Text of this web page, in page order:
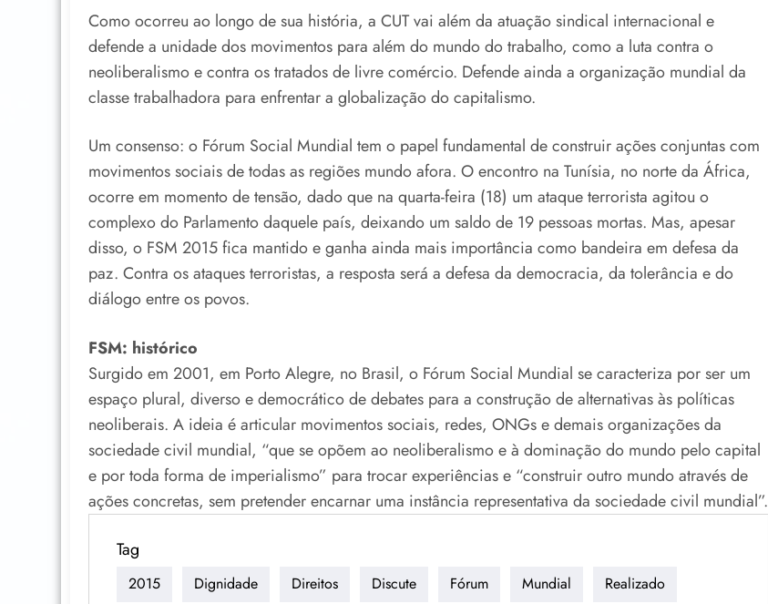
Como ocorreu ao longo de sua história, a CUT vai além da atuação sindical internacional e
defende a unidade dos movimentos para além do mundo do trabalho, como a luta contra o
neoliberalismo e contra os tratados de livre comércio. Defende ainda a organização mundial da
classe trabalhadora para enfrentar a globalização do capitalismo.
Um consenso: o Fórum Social Mundial tem o papel fundamental de construir ações conjuntas com
movimentos sociais de todas as regiões mundo afora. O encontro na Tunísia, no norte da África,
ocorre em momento de tensão, dado que na quarta-feira (18) um ataque terrorista agitou o
complexo do Parlamento daquele país, deixando um saldo de 19 pessoas mortas. Mas, apesar
disso, o FSM 2015 fica mantido e ganha ainda mais importância como bandeira em defesa da
paz. Contra os ataques terroristas, a resposta será a defesa da democracia, da tolerância e do
diálogo entre os povos.
FSM: histórico
Surgido em 2001, em Porto Alegre, no Brasil, o Fórum Social Mundial se caracteriza por ser um
espaço plural, diverso e democrático de debates para a construção de alternativas às políticas
neoliberais. A ideia é articular movimentos sociais, redes, ONGs e demais organizações da
sociedade civil mundial, “que se opõem ao neoliberalismo e à dominação do mundo pelo capital
e por toda forma de imperialismo” para trocar experiências e “construir outro mundo através de
ações concretas, sem pretender encarnar uma instância representativa da sociedade civil mundial”.
Tag
2015 Dignidade Direitos Discute Fórum Mundial Realizado